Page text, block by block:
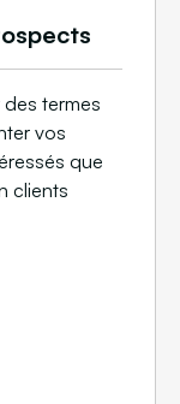
termes
vos
que
clients